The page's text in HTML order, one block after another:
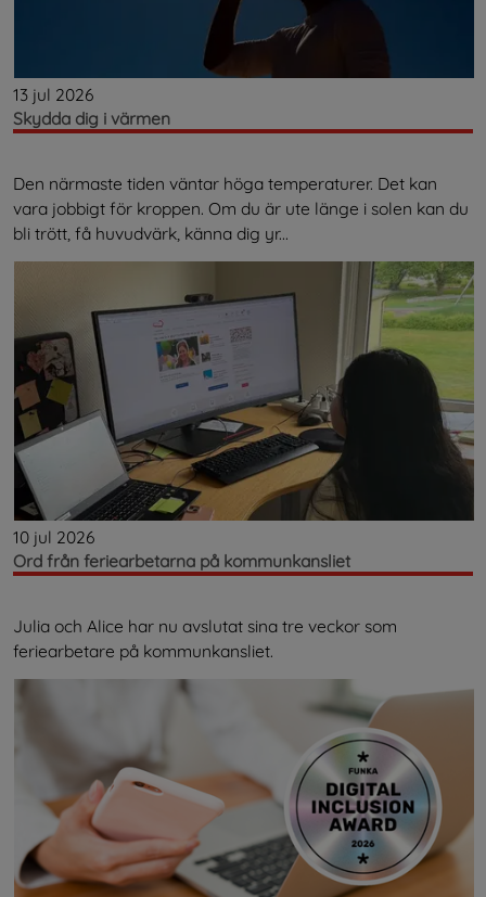
13 jul 2026
Skydda dig i värmen
Den närmaste tiden väntar höga temperaturer. Det kan
vara jobbigt för kroppen. Om du är ute länge i solen kan du
bli trött, få huvudvärk, känna dig yr...
10 jul 2026
Ord från feriearbetarna på kommunkansliet
Julia och Alice har nu avslutat sina tre veckor som
feriearbetare på kommunkansliet.